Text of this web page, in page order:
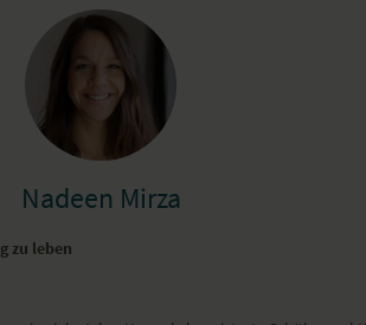
Nadeen Mirza
zu leben